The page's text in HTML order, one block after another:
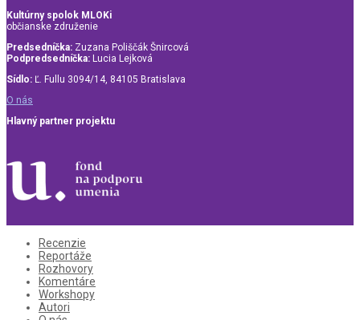
Kultúrny spolok MLOKi
občianske združenie
Predsedníčka: Zuzana Poliščák Šnircová
Podpredsedníčka: Lucia Lejková
Sídlo: Ľ. Fullu 3094/14, 84105 Bratislava
O nás
Hlavný partner projektu
Recenzie
Reportáže
Rozhovory
Komentáre
Workshopy
Autori